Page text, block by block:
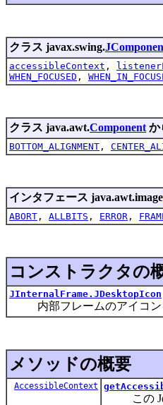
クラス javax.swing.
accessibleContext ,
WHEN_FOCUSED ,
クラス java.awt.Component か
BOTTOM_ALIGNMENT ,
インタフェース
ABORT , ALLBITS , ERROR ,
コンストラクタの
JInternalFrame.JDesktopIcon
内部フレームのアイコン
メソッドの概要
AccessibleContext
この